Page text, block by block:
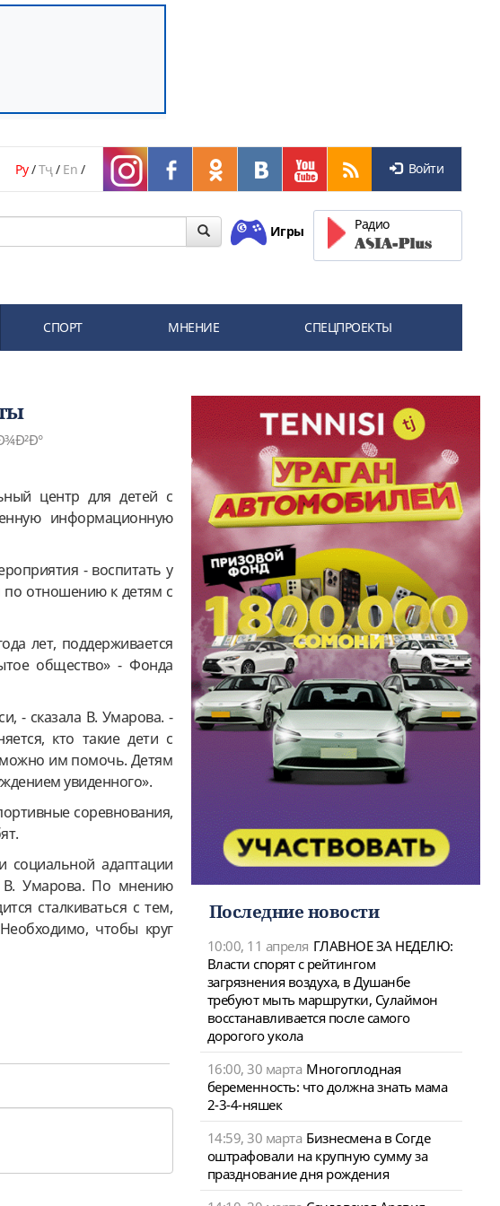
Ру/Тҷ/ En / Войти
Игры Радио
СПОРТ МНЕНИЕ СПЕЦПРОЕКТЫ
центр для детей с
информационную
- воспитать у
по отношению к детям с
лет, поддерживается
общество» - Фонда
- сказала В. Умарова. -
кто такие дети с
им помочь. Детям
увиденного».
соревнования,
социальной адаптации
В. Умарова. По мнению
сталкиваться с тем,
чтобы круг
Последние новости
10:00, 11 апреля ГЛАВНОЕ ЗА НЕДЕЛЮ:
Власти спорят с рейтингом
загрязнения воздуха, в Душанбе
требуют мыть маршрутки, Сулаймон
восстанавливается после самого
дорогого укола
16:00, 30 марта Многоплодная
беременность: что должна знать мама
2-3-4-няшек
14:59, 30 марта Бизнесмена в Согде
оштрафовали на крупную сумму за
празднование дня рождения